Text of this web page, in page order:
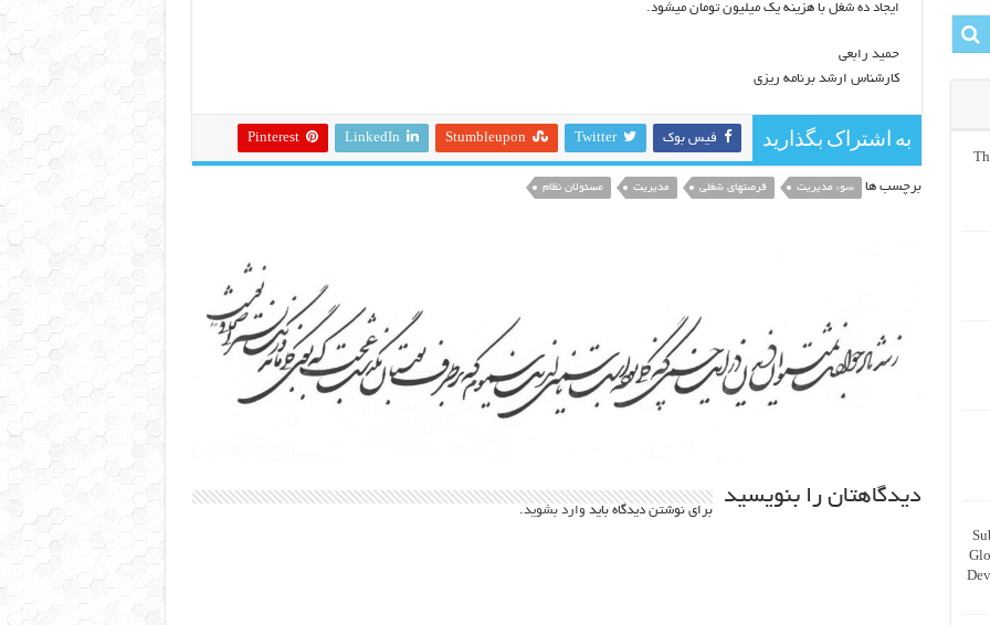
ایجاد ده شغل با هزینه یک میلیون تومان میشود.
حمید رابعی
کارشناس ارشد برنامه ریزی
به اشتراک بگذارید فیس بوک Twitter
Stumbleupon
LinkedIn
Pinterest
برچسب ها سوء مدیریت فرصتهای شغلی مدیریت مسئولان نظام
دیدگاهتان را بنویسید
برای نوشتن دیدگاه باید وارد بشوید.